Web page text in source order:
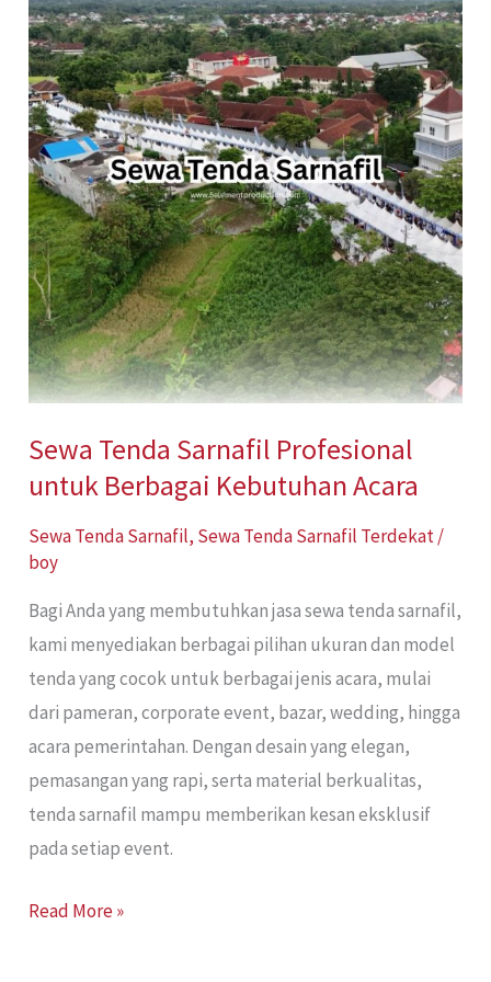
Sewa Tenda Sarnafil Profesional
untuk Berbagai Kebutuhan Acara
Sewa Tenda Sarnafil, Sewa Tenda Sarnafil Terdekat/
boy
Bagi Anda yang membutuhkan jasa sewa tenda sarnafil,
kami menyediakan berbagai pilihan ukuran dan model
tenda yang cocok untuk berbagai jenis acara, mulai
dari pameran, corporate event, bazar, wedding, hingga
acara pemerintahan. Dengan desain yang elegan,
pemasangan yang rapi, serta material berkualitas,
tenda sarnafil mampu memberikan kesan eksklusif
pada setiap event.
Tenda
Sarnafil
Profesional
untuk
Berbagai
Kebutuhan
Acara
Read More »